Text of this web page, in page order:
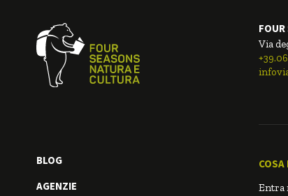
FOUR
Via
COSA
Entra
BLOG
AGENZIE